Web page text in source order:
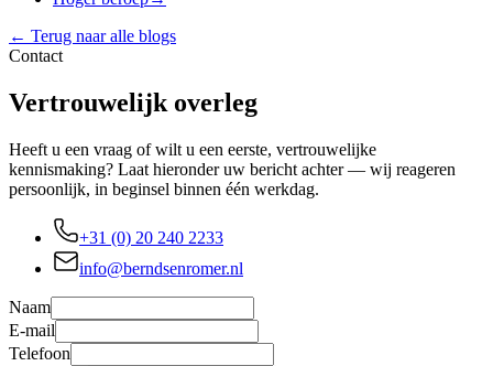
← Terug naar alle blogs
Contact
Vertrouwelijk overleg
Heeft u een vraag of wilt u een eerste, vertrouwelijke
kennismaking? Laat hieronder uw bericht achter — wij reageren
persoonlijk, in beginsel binnen één werkdag.
+31 (0) 20 240 2233
info@berndsenromer.nl
Naam
E-mail
Telefoon